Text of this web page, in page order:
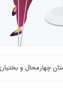
چهارمحال و